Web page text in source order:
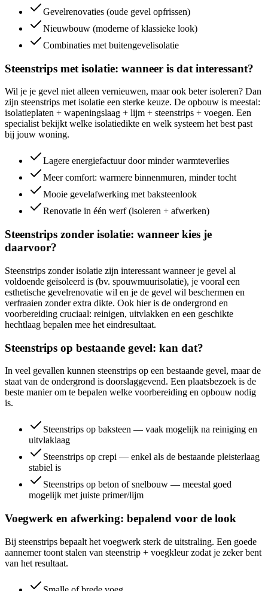
Gevelrenovaties (oude gevel opfrissen)
Nieuwbouw (moderne of klassieke look)
Combinaties met buitengevelisolatie
Steenstrips met isolatie: wanneer is dat interessant?
Wil je je gevel niet alleen vernieuwen, maar ook beter isoleren? Dan
zijn steenstrips met isolatie een sterke keuze. De opbouw is meestal:
isolatieplaten + wapeningslaag + lijm + steenstrips + voegen. Een
specialist bekijkt welke isolatiedikte en welk systeem het best past
bij jouw woning.
Lagere energiefactuur door minder warmteverlies
Meer comfort: warmere binnenmuren, minder tocht
Mooie gevelafwerking met baksteenlook
Renovatie in één werf (isoleren + afwerken)
Steenstrips zonder isolatie: wanneer kies je
daarvoor?
Steenstrips zonder isolatie zijn interessant wanneer je gevel al
voldoende geïsoleerd is (bv. spouwmuurisolatie), je vooral een
esthetische gevelrenovatie wil en je de gevel wil beschermen en
verfraaien zonder extra dikte. Ook hier is de ondergrond en
voorbereiding cruciaal: reinigen, uitvlakken en een geschikte
hechtlaag bepalen mee het eindresultaat.
Steenstrips op bestaande gevel: kan dat?
In veel gevallen kunnen steenstrips op een bestaande gevel, maar de
staat van de ondergrond is doorslaggevend. Een plaatsbezoek is de
beste manier om te bepalen welke voorbereiding en opbouw nodig
is.
Steenstrips op baksteen — vaak mogelijk na reiniging en
uitvlaklaag
Steenstrips op crepi — enkel als de bestaande pleisterlaag
stabiel is
Steenstrips op beton of snelbouw — meestal goed
mogelijk met juiste primer/lijm
Voegwerk en afwerking: bepalend voor de look
Bij steenstrips bepaalt het voegwerk sterk de uitstraling. Een goede
aannemer toont stalen van steenstrip + voegkleur zodat je zeker bent
van het resultaat.